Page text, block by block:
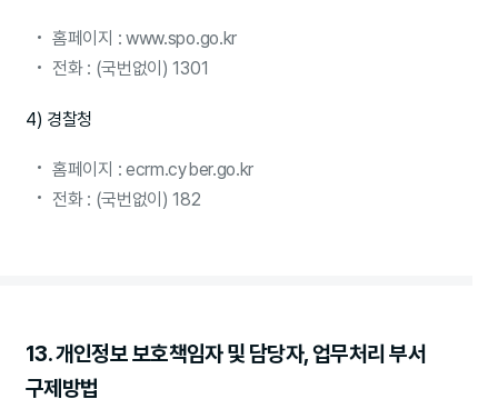
홈페이지 : www.spo.go.kr
전화 : (국번없이) 1301
4) 경찰청
홈페이지 : ecrm.cyber.go.kr
전화 : (국번없이) 182
13. 개인정보 보호책임자 및 담당자, 업무처리 부서
구제방법